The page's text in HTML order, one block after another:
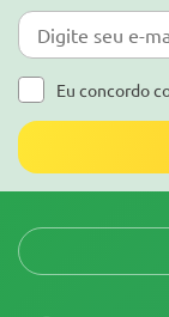
Eu concordo